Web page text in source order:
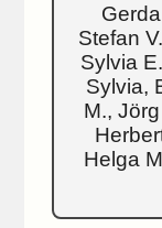
Stefan
Sylvia
Sylvia,
M.,
Helga